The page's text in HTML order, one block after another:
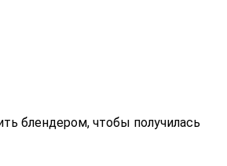
блендером, чтобы получилась